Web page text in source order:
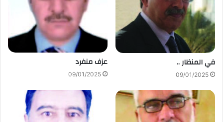
في المنظار ..
09/01/2025
عزف منفرد
09/01/2025